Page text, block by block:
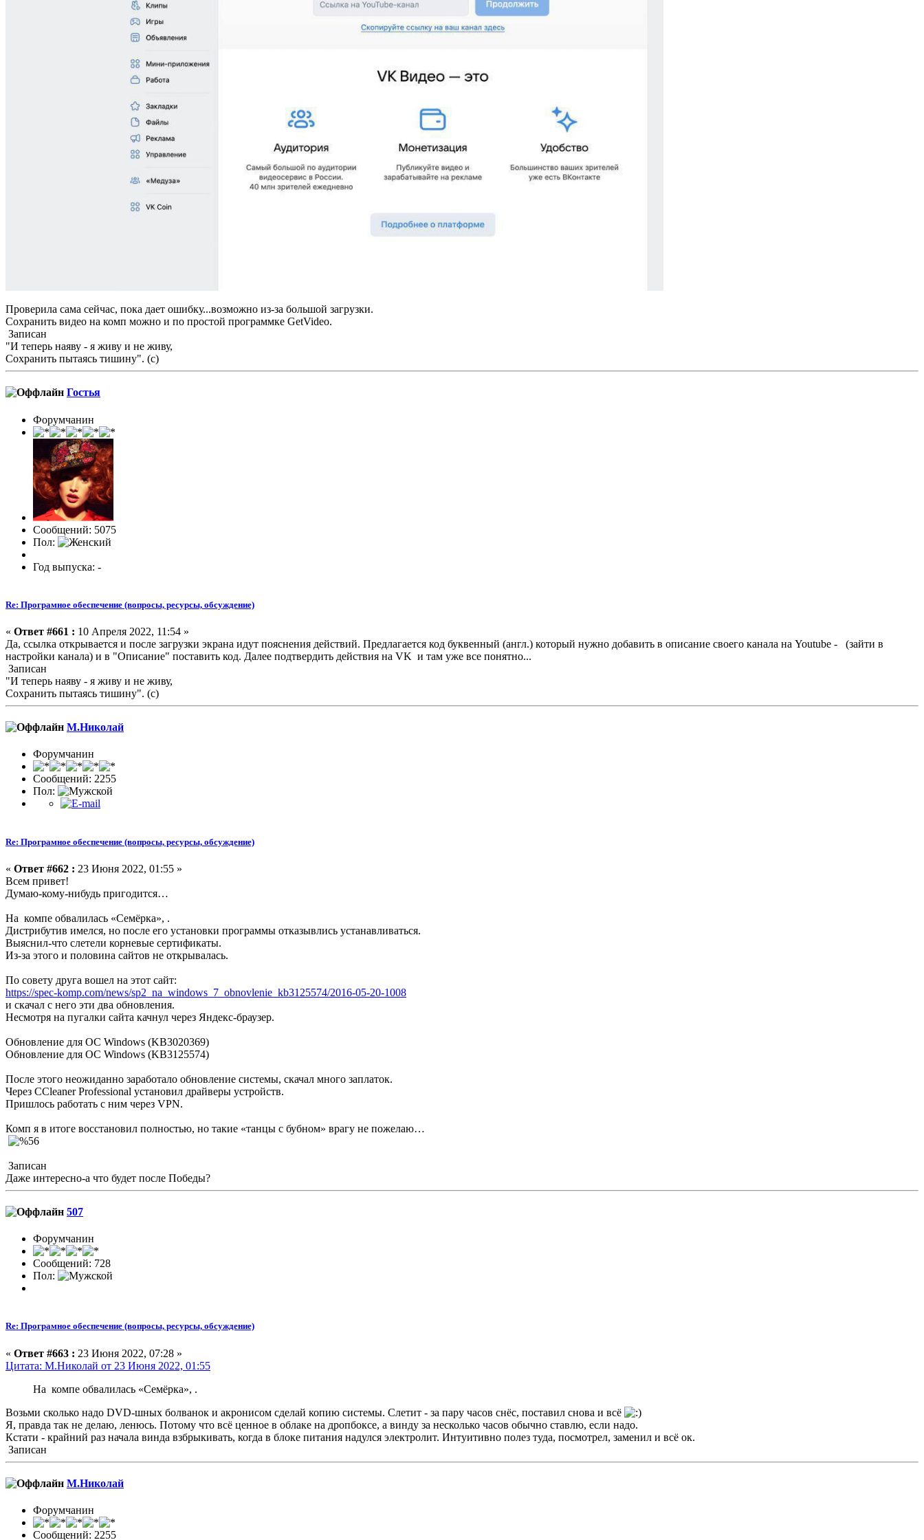
Проверила сама сейчас, пока дает ошибку...возможно из-за большой загрузки.
Сохранить видео на комп можно и по простой программке GetVideo.
Записан
"И теперь наяву - я живу и не живу,
Сохранить пытаясь тишину". (с)
Гостья
Форумчанин
Сообщений: 5075
Пол:
Год выпуска: -
Re: Програмное обеспечение (вопросы, ресурсы, обсуждение)
« Ответ #661 : 10 Апреля 2022, 11:54 »
Да, ссылка открывается и после загрузки экрана идут пояснения действий. Предлагается код буквенный (англ.) который нужно добавить в описание своего канала на Youtube - (зайти в
настройки канала) и в "Описание" поставить код. Далее подтвердить действия на VK и там уже все понятно...
Записан
"И теперь наяву - я живу и не живу,
Сохранить пытаясь тишину". (с)
М.Николай
Форумчанин
Сообщений: 2255
Пол:
Re: Програмное обеспечение (вопросы, ресурсы, обсуждение)
« Ответ #662 : 23 Июня 2022, 01:55 »
Всем привет!
Думаю-кому-нибудь пригодится…
На компе обвалилась «Семёрка», .
Дистрибутив имелся, но после его установки программы отказывлись устанавливаться.
Выяснил-что слетели корневые сертификаты.
Из-за этого и половина сайтов не открывалась.
По совету друга вошел на этот сайт:
https://spec-komp.com/news/sp2_na_windows_7_obnovlenie_kb3125574/2016-05-20-1008
и скачал с него эти два обновления.
Несмотря на пугалки сайта качнул через Яндекс-браузер.
Обновление для ОС Windows (KB3020369)
Обновление для ОС Windows (KB3125574)
После этого неожиданно заработало обновление системы, скачал много заплаток.
Через CCleaner Professional установил драйверы устройств.
Пришлось работать с ним через VPN.
Комп я в итоге восстановил полностью, но такие «танцы с бубном» врагу не пожелаю…
Записан
Даже интересно-а что будет после Победы?
507
Форумчанин
Сообщений: 728
Пол:
Re: Програмное обеспечение (вопросы, ресурсы, обсуждение)
« Ответ #663 : 23 Июня 2022, 07:28 »
Цитата: М.Николай от 23 Июня 2022, 01:55
На компе обвалилась «Семёрка», .
Возьми сколько надо DVD-шных болванок и акронисом сделай копию системы. Слетит - за пару часов снёс, поставил снова и всё
Я, правда так не делаю, ленюсь. Потому что всё ценное в облаке на дропбоксе, а винду за несколько часов обычно ставлю, если надо.
Кстати - крайний раз начала винда взбрыкивать, когда в блоке питания надулся электролит. Интуитивно полез туда, посмотрел, заменил и всё ок.
Записан
М.Николай
Форумчанин
Сообщений: 2255